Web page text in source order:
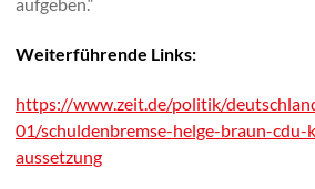
Weiterführende Links:
https://www.zeit.de/politik/
01/schuldenbremse-helge-braun-cdu-
aussetzung